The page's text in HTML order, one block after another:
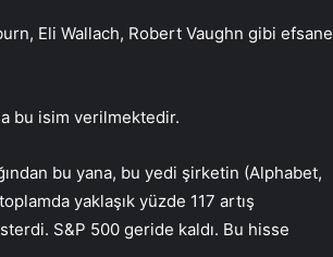
Eli Wallach, Robert Vaughn gibi efsane
bu isim verilmektedir.
bu yana, bu yedi şirketin (Alphabet,
yaklaşık yüzde 117 artış
S&P 500 geride kaldı. Bu hisse